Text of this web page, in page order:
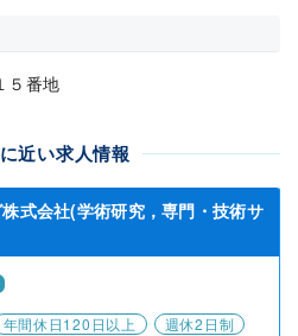
５番地
近い求人情報
式会社(学術研究，専門・技術サ
年間休日120日以上
週休2日制